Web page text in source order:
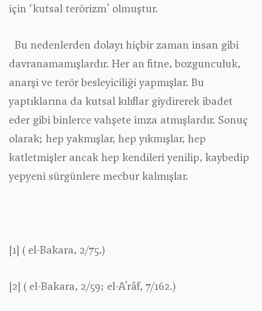
için ‘kutsal terörizm’ olmuştur.
Bu nedenlerden dolayı hiçbir zaman insan gibi
davranamamışlardır. Her an fitne, bozgunculuk,
anarşi ve terör besleyiciliği yapmışlar. Bu
yaptıklarına da kutsal kılıflar giydirerek ibadet
eder gibi binlerce vahşete imza atmışlardır. Sonuç
olarak; hep yakmışlar, hep yıkmışlar, hep
katletmişler ancak hep kendileri yenilip, kaybedip
yepyeni sürgünlere mecbur kalmışlar.
[1] ( el-Bakara, 2/75.)
[2] ( el-Bakara, 2/59; el-A’râf, 7/162.)